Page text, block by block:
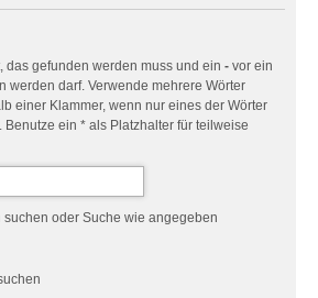
das gefunden werden muss und ein - vor ein
werden darf. Verwende mehrere Wörter
einer Klammer, wenn nur eines der Wörter
ein * als Platzhalter für teilweise
suchen oder Suche wie angegeben